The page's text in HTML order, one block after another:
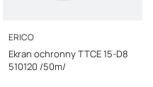
PRODUCENT
ERICO
Ekran ochronny TTCE 15-D8
510120 /50m/